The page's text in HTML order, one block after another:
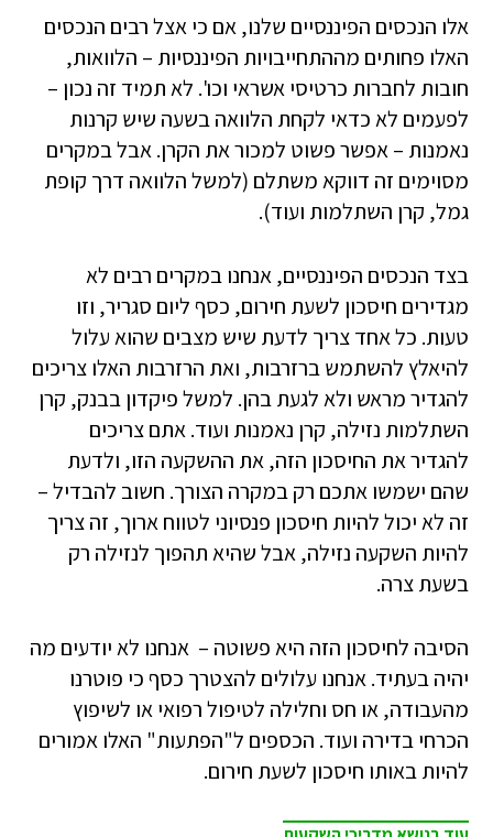
אלו הנכסים הפיננסיים שלנו, אם כי אצל רבים הנכסים
האלו פחותים מההתחייבויות הפיננסיות – הלוואות,
חובות לחברות כרטיסי אשראי וכו'. לא תמיד זה נכון –
לפעמים לא כדאי לקחת הלוואה בשעה שיש קרנות
נאמנות – אפשר פשוט למכור את הקרן. אבל במקרים
מסוימים זה דווקא משתלם (למשל הלוואה דרך קופת
גמל, קרן השתלמות ועוד).
בצד הנכסים הפיננסיים, אנחנו במקרים רבים לא
מגדירים חיסכון לשעת חירום, כסף ליום סגריר, וזו
טעות. כל אחד צריך לדעת שיש מצבים שהוא עלול
להיאלץ להשתמש ברזרבות, ואת הרזרבות האלו צריכים
להגדיר מראש ולא לגעת בהן. למשל פיקדון בבנק, קרן
השתלמות נזילה, קרן נאמנות ועוד. אתם צריכים
להגדיר את החיסכון הזה, את ההשקעה הזו, ולדעת
שהם ישמשו אתכם רק במקרה הצורך. חשוב להבדיל –
זה לא יכול להיות חיסכון פנסיוני לטווח ארוך, זה צריך
להיות השקעה נזילה, אבל שהיא תהפוך לנזילה רק
בשעת צרה.
הסיבה לחיסכון הזה היא פשוטה – אנחנו לא יודעים מה
יהיה בעתיד. אנחנו עלולים להצטרך כסף כי פוטרנו
מהעבודה, או חס וחלילה לטיפול רפואי או לשיפוץ
הכרחי בדירה ועוד. הכספים ל"הפתעות" האלו אמורים
להיות באותו חיסכון לשעת חירום.